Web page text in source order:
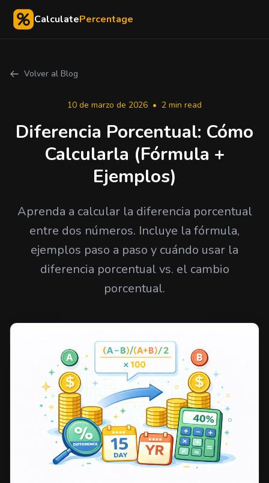
CalculatePercentage
Volver al Blog
10 de marzo de 2026 • 2 min read
Diferencia Porcentual: Cómo
Calcularla (Fórmula +
Ejemplos)
Aprenda a calcular la diferencia porcentual
entre dos números. Incluye la fórmula,
ejemplos paso a paso y cuándo usar la
diferencia porcentual vs. el cambio
porcentual.